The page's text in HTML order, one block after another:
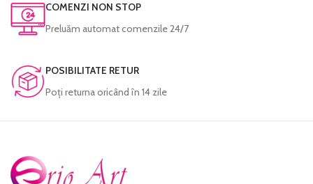
COMENZI NON STOP
Preluăm automat comenzile 24/7
POSIBILITATE RETUR
Poţi returna oricând în 14 zile